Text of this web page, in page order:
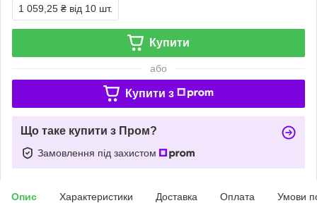
1 059,25 ₴ від 10 шт.
Купити
або
Купити з
Що таке купити з Пром?
Замовлення під захистом
Опис Характеристики Доставка Оплата Умови